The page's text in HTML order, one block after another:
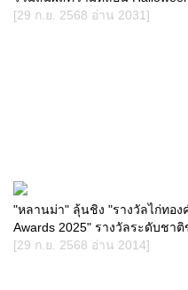
[29 ก.ย. 2568 อ่าน 2031]
"หลานม่า" ลุ้นชิง "รางวัลไก่ทอง
Awards 2025" รางวัลระดับชา
[29 ก.ย. 2568 อ่าน 2014]